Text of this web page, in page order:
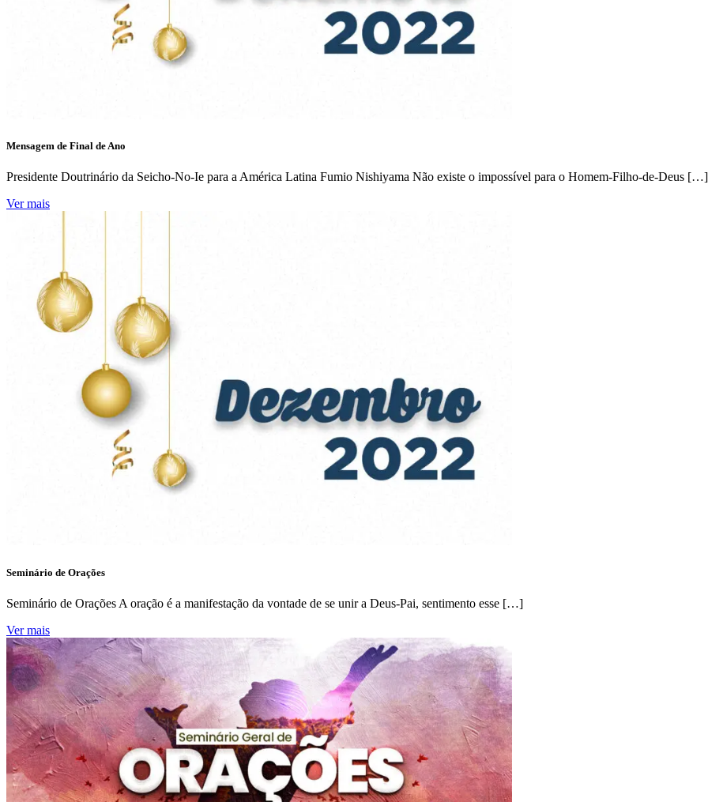
Mensagem de Final de Ano
Presidente Doutrinário da Seicho-No-Ie para a América Latina Fumio Nishiyama Não existe o impossível para o Homem-Filho-de-Deus […]
Ver mais
Seminário de Orações
Seminário de Orações A oração é a manifestação da vontade de se unir a Deus-Pai, sentimento esse […]
Ver mais